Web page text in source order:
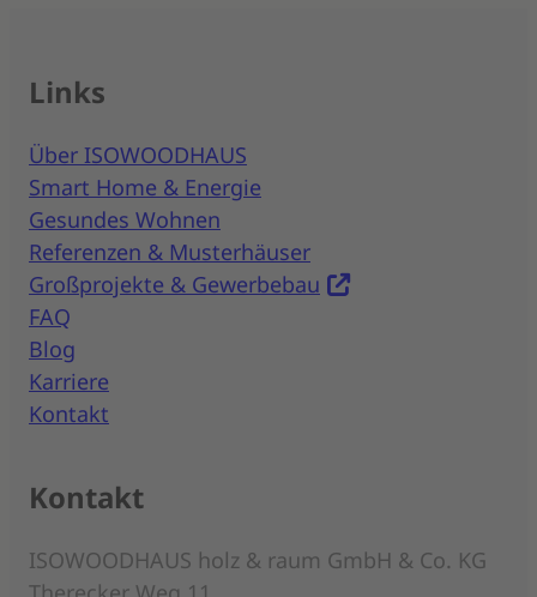
Links
Über ISOWOODHAUS
Smart Home & Energie
Gesundes Wohnen
Referenzen & Musterhäuser
Großprojekte & Gewerbebau
FAQ
Blog
Karriere
Kontakt
Kontakt
ISOWOODHAUS holz & raum GmbH & Co. KG